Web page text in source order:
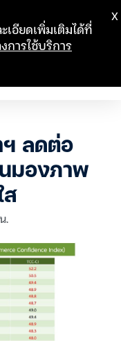
ฯ ลดต่อ
มองภาพ
ส
.
เอียดเพิ่มเติมได้ที่
การใช้บริการ
X